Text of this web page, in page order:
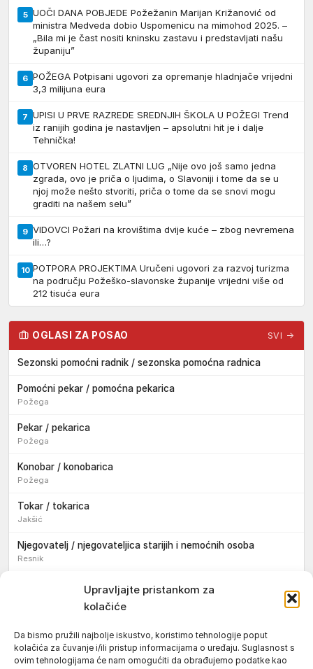
Upravljajte pristankom za
kolačiće
Da bismo pružili najbolje iskustvo, koristimo tehnologije poput
kolačića za čuvanje i/ili pristup informacijama o uređaju. Suglasnost s
ovim tehnologijama će nam omogućiti da obrađujemo podatke kao
5 UOČI DANA POBJEDE Požežanin Marijan Križanović od
ministra Medveda dobio Uspomenicu na mimohod 2025. –
„Bila mi je čast nositi kninsku zastavu i predstavljati našu
županiju”
6 POŽEGA Potpisani ugovori za opremanje hladnjače vrijedni
3,3 milijuna eura
7 UPISI U PRVE RAZREDE SREDNJIH ŠKOLA U POŽEGI Trend
iz ranijih godina je nastavljen – apsolutni hit je i dalje
Tehnička!
8 OTVOREN HOTEL ZLATNI LUG „Nije ovo još samo jedna
zgrada, ovo je priča o ljudima, o Slavoniji i tome da se u
njoj može nešto stvoriti, priča o tome da se snovi mogu
graditi na našem selu”
9 VIDOVCI Požari na krovištima dvije kuće – zbog nevremena
ili…?
10 POTPORA PROJEKTIMA Uručeni ugovori za razvoj turizma
na području Požeško-slavonske županije vrijedni više od
212 tisuća eura
OGLASI ZA POSAO SVI →
Sezonski pomoćni radnik / sezonska pomoćna radnica
Pomoćni pekar / pomoćna pekarica
Požega
Pekar / pekarica
Požega
Konobar / konobarica
Požega
Tokar / tokarica
Jakšić
Njegovatelj / njegovateljica starijih i nemoćnih osoba
Resnik
Konobar / konobarica
Jakšić
Vozač / vozačica teretnog vozila s poluprikolicom